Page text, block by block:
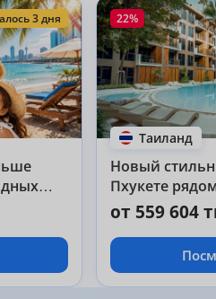
3 дня 22%
Таиланд
Новый
Пхукете
от 559 604